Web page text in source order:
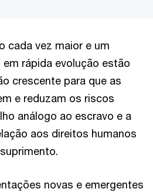
cada vez maior e um
rápida evolução estão
crescente para que as
e reduzam os riscos
análogo ao escravo e a
aos direitos humanos
novas e emergentes